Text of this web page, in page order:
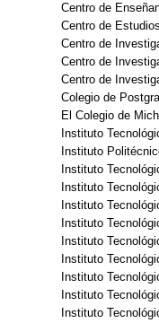
Centro de
Centro de
Centro de
Centro de
Centro de
Colegio de
El Colegio de
Instituto
Instituto
Instituto
Instituto
Instituto
Instituto
Instituto
Instituto
Instituto
Instituto
Instituto